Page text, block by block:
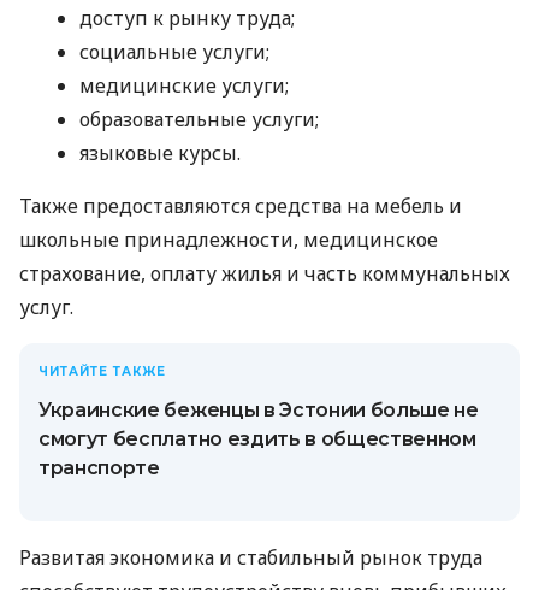
доступ к рынку труда;
социальные услуги;
медицинские услуги;
образовательные услуги;
языковые курсы.
Также предоставляются средства на мебель и
школьные принадлежности, медицинское
страхование, оплату жилья и часть коммунальных
услуг.
ЧИТАЙТЕ ТАКЖЕ
Украинские беженцы в Эстонии больше не
смогут бесплатно ездить в общественном
транспорте
Развитая экономика и стабильный рынок труда